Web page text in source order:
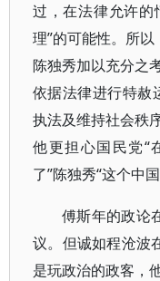
过，在法律允许的
理”的可能性。所
陈独秀加以充分之
依据法律进行特赦
执法及维持社会秩
他更担心国民党“
了”陈独秀“这个中
傅斯年的政论
议。但诚如程沧波
是玩政治的政客，